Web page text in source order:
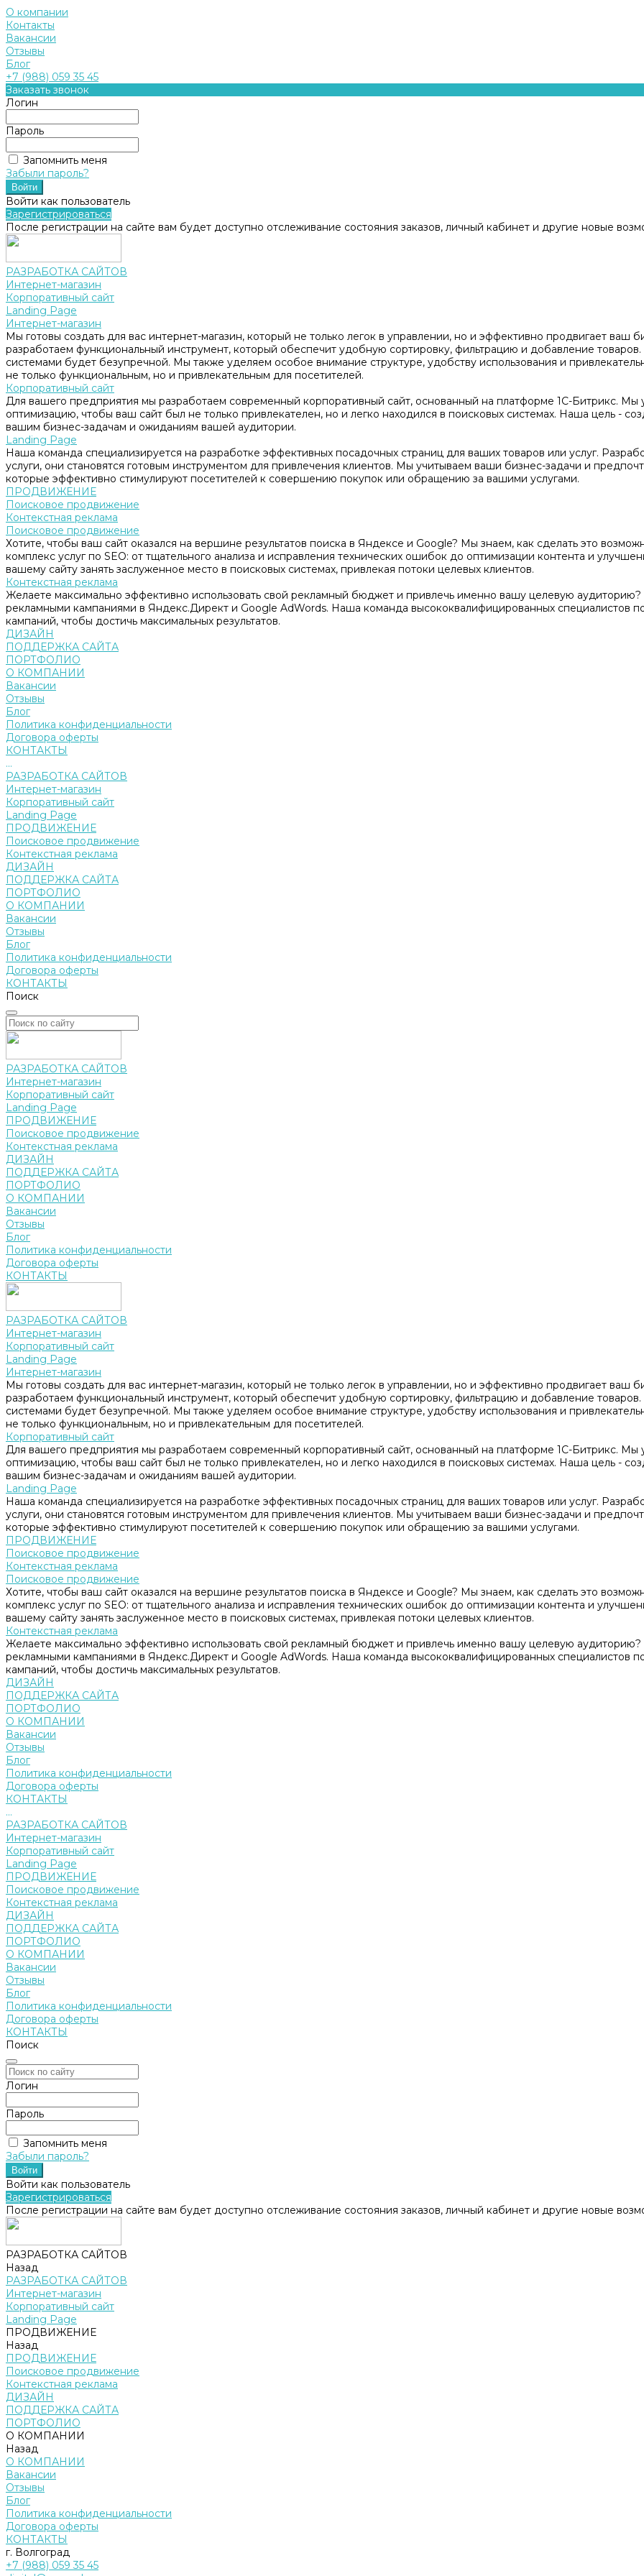
О компании
Контакты
Вакансии
Отзывы
Блог
+7 (988) 059 35 45
Заказать звонок
Логин
Пароль
Запомнить меня
Забыли пароль?
Войти как пользователь
Зарегистрироваться
После регистрации на сайте вам будет доступно отслеживание состояния заказов, личный кабинет и другие новые
РАЗРАБОТКА САЙТОВ
Интернет-магазин
Корпоративный сайт
Landing Page
Интернет-магазин
Мы готовы создать для вас интернет-магазин, который не только легок в управлении, но и эффективно продвигает ваш
разработаем функциональный инструмент, который обеспечит удобную сортировку, фильтрацию и добавление
системами будет безупречной. Мы также уделяем особое внимание структуре, удобству использования и
не только функциональным, но и привлекательным для посетителей.
Корпоративный сайт
Для вашего предприятия мы разработаем современный корпоративный сайт, основанный на платформе 1С-Битрикс. Мы
оптимизацию, чтобы ваш сайт был не только привлекателен, но и легко находился в поисковых системах. Наша цель -
вашим бизнес-задачам и ожиданиям вашей аудитории.
Landing Page
Наша команда специализируется на разработке эффективных посадочных страниц для ваших товаров или услуг.
услуги, они становятся готовым инструментом для привлечения клиентов. Мы учитываем ваши бизнес-задачи и
которые эффективно стимулируют посетителей к совершению покупок или обращению за вашими услугами.
ПРОДВИЖЕНИЕ
Поисковое продвижение
Контекстная реклама
Поисковое продвижение
Хотите, чтобы ваш сайт оказался на вершине результатов поиска в Яндексе и Google? Мы знаем, как сделать это
комплекс услуг по SEO: от тщательного анализа и исправления технических ошибок до оптимизации контента и
вашему сайту занять заслуженное место в поисковых системах, привлекая потоки целевых клиентов.
Контекстная реклама
Желаете максимально эффективно использовать свой рекламный бюджет и привлечь именно вашу целевую
рекламными кампаниями в Яндекс.Директ и Google AdWords. Наша команда высококвалифицированных специалистов
кампаний, чтобы достичь максимальных результатов.
ДИЗАЙН
ПОДДЕРЖКА САЙТА
ПОРТФОЛИО
О КОМПАНИИ
Вакансии
Отзывы
Блог
Политика конфиденциальности
Договора оферты
КОНТАКТЫ
...
РАЗРАБОТКА САЙТОВ
Интернет-магазин
Корпоративный сайт
Landing Page
ПРОДВИЖЕНИЕ
Поисковое продвижение
Контекстная реклама
ДИЗАЙН
ПОДДЕРЖКА САЙТА
ПОРТФОЛИО
О КОМПАНИИ
Вакансии
Отзывы
Блог
Политика конфиденциальности
Договора оферты
КОНТАКТЫ
Поиск
РАЗРАБОТКА САЙТОВ
Интернет-магазин
Корпоративный сайт
Landing Page
ПРОДВИЖЕНИЕ
Поисковое продвижение
Контекстная реклама
ДИЗАЙН
ПОДДЕРЖКА САЙТА
ПОРТФОЛИО
О КОМПАНИИ
Вакансии
Отзывы
Блог
Политика конфиденциальности
Договора оферты
КОНТАКТЫ
РАЗРАБОТКА САЙТОВ
Интернет-магазин
Корпоративный сайт
Landing Page
Интернет-магазин
Мы готовы создать для вас интернет-магазин, который не только легок в управлении, но и эффективно продвигает ваш
разработаем функциональный инструмент, который обеспечит удобную сортировку, фильтрацию и добавление
системами будет безупречной. Мы также уделяем особое внимание структуре, удобству использования и
не только функциональным, но и привлекательным для посетителей.
Корпоративный сайт
Для вашего предприятия мы разработаем современный корпоративный сайт, основанный на платформе 1С-Битрикс. Мы
оптимизацию, чтобы ваш сайт был не только привлекателен, но и легко находился в поисковых системах. Наша цель -
вашим бизнес-задачам и ожиданиям вашей аудитории.
Landing Page
Наша команда специализируется на разработке эффективных посадочных страниц для ваших товаров или услуг.
услуги, они становятся готовым инструментом для привлечения клиентов. Мы учитываем ваши бизнес-задачи и
которые эффективно стимулируют посетителей к совершению покупок или обращению за вашими услугами.
ПРОДВИЖЕНИЕ
Поисковое продвижение
Контекстная реклама
Поисковое продвижение
Хотите, чтобы ваш сайт оказался на вершине результатов поиска в Яндексе и Google? Мы знаем, как сделать это
комплекс услуг по SEO: от тщательного анализа и исправления технических ошибок до оптимизации контента и
вашему сайту занять заслуженное место в поисковых системах, привлекая потоки целевых клиентов.
Контекстная реклама
Желаете максимально эффективно использовать свой рекламный бюджет и привлечь именно вашу целевую
рекламными кампаниями в Яндекс.Директ и Google AdWords. Наша команда высококвалифицированных специалистов
кампаний, чтобы достичь максимальных результатов.
ДИЗАЙН
ПОДДЕРЖКА САЙТА
ПОРТФОЛИО
О КОМПАНИИ
Вакансии
Отзывы
Блог
Политика конфиденциальности
Договора оферты
КОНТАКТЫ
...
РАЗРАБОТКА САЙТОВ
Интернет-магазин
Корпоративный сайт
Landing Page
ПРОДВИЖЕНИЕ
Поисковое продвижение
Контекстная реклама
ДИЗАЙН
ПОДДЕРЖКА САЙТА
ПОРТФОЛИО
О КОМПАНИИ
Вакансии
Отзывы
Блог
Политика конфиденциальности
Договора оферты
КОНТАКТЫ
Поиск
Логин
Пароль
Запомнить меня
Забыли пароль?
Войти как пользователь
Зарегистрироваться
После регистрации на сайте вам будет доступно отслеживание состояния заказов, личный кабинет и другие новые
РАЗРАБОТКА САЙТОВ
Назад
РАЗРАБОТКА САЙТОВ
Интернет-магазин
Корпоративный сайт
Landing Page
ПРОДВИЖЕНИЕ
Назад
ПРОДВИЖЕНИЕ
Поисковое продвижение
Контекстная реклама
ДИЗАЙН
ПОДДЕРЖКА САЙТА
ПОРТФОЛИО
О КОМПАНИИ
Назад
О КОМПАНИИ
Вакансии
Отзывы
Блог
Политика конфиденциальности
Договора оферты
КОНТАКТЫ
г. Волгоград
+7 (988) 059 35 45